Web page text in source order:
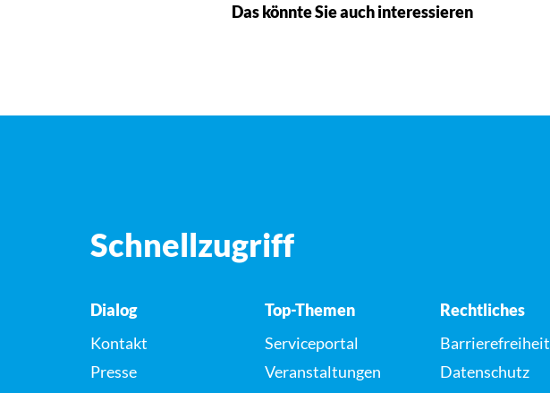
Das könnte Sie auch interessieren
Schnellzugriff
Dialog
Kontakt
Presse
Top-Themen
Serviceportal
Veranstaltungen
Rechtliches
Barrierefreiheit
Datenschutz